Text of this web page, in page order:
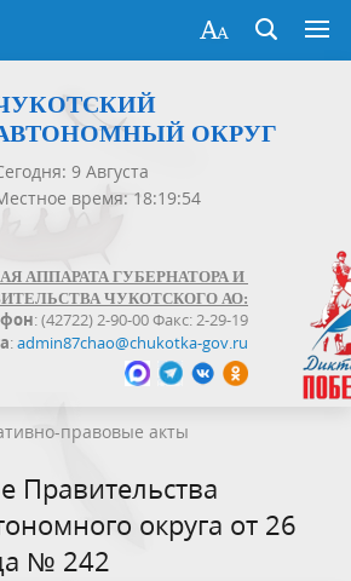
ОКРУГ
9 Августа
время: 18:19:54
АППАРАТА ГУБЕРНАТОРА И
ЧУКОТСКОГО АО:
: (42722) 2-90-00 Факс: 2-29-19
:admin87chao@chukotka-gov.ru
правовые акты
Правительства
округа от 26
№ 242